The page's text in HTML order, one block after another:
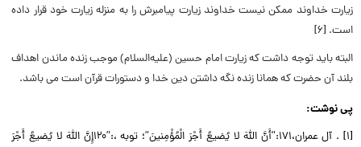
زیارت خداوند ممکن نیست خداوند زیارت پیامبرش را به منزله زیارت خود قرار داده
است. [۶]
البته باید توجه داشت که زیارت امام حسین (علیه‌السلام) موجب زنده ماندن اهداف
بلند آن حضرت که همانا زنده نگه داشتن دین خدا و دستورات قرآن است می باشد.
پی نوشت:
[۱] . آل عمران،۱۷۱:”أَنَّ اللَّهَ
لا یُضیعُ أَجْرَ الْمُؤْمِنینَ”؛ توبه ،:”۱۲۰إِنَّ اللَّهَ لا یُضیعُ أَجْرَ